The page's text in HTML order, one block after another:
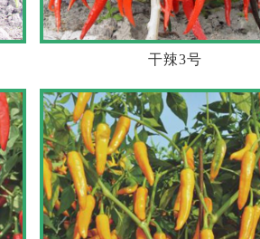
干辣3号